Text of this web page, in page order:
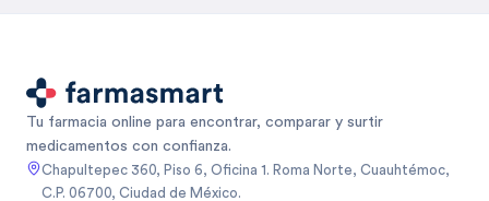
Tu farmacia online para encontrar, comparar y surtir
medicamentos con confianza.
Chapultepec 360, Piso 6, Oficina 1. Roma Norte, Cuauhtémoc,
C.P. 06700, Ciudad de México.